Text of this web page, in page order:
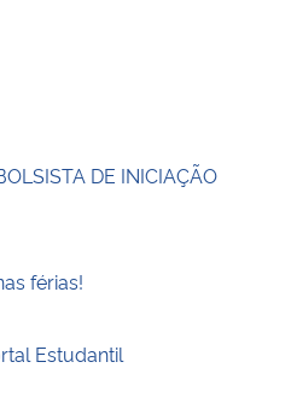
DE INICIAÇÃO
férias!
Estudantil